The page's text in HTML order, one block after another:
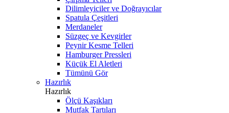
Dilimleyiciler ve Doğrayıcılar
Spatula Çeşitleri
Merdaneler
Süzgeç ve Kevgirler
Peynir Kesme Telleri
Hamburger Pressleri
Küçük El Aletleri
Tümünü Gör
Hazırlık
Hazırlık
Ölçü Kaşıkları
Mutfak Tartıları